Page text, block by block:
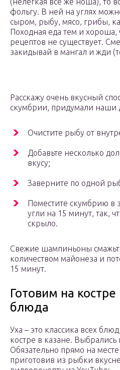
фольгу. В ней на углях
сыром, рыбу, мясо, грибы,
Походная еда тем и хороша,
рецептов не существует.
закидывай в мангал и жди
Расскажу очень вкусный
скумбрии, придумали наши
Очистите рыбу от
Добавьте несколько
вкусу;
Заверните по одной
Поместите скумбрию в
угли на 15 минут, так,
скрыло.
Свежие шампиньоны
количеством майонеза и
15 минут.
Готовим на
блюда
Уха – это классика всех
костре в казане. Выбрались
Обязательно прямо на
приготовив из рыбки